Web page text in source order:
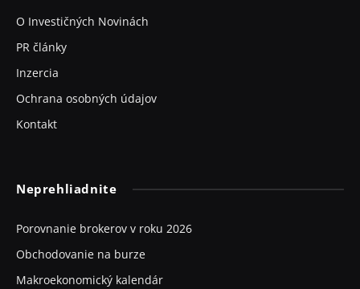
O Investičných Novinách
PR články
Inzercia
Ochrana osobných údajov
Kontakt
Neprehliadnite
Porovnanie brokerov v roku 2026
Obchodovanie na burze
Makroekonomický kalendár